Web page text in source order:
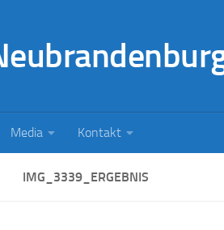
Media Kontakt
IMG_3339_ERGEBNIS